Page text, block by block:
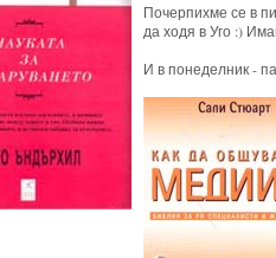
Почерпихме се в
да ходя в Уго :)
И в понеделник -